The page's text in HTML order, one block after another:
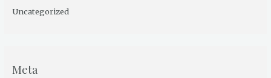
Uncategorized
Meta